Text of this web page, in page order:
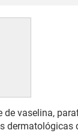
de vaselina,
dermatológicas